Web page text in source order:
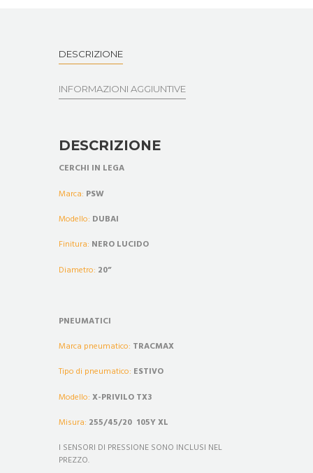
DESCRIZIONE
INFORMAZIONI AGGIUNTIVE
DESCRIZIONE
CERCHI IN LEGA
Marca: PSW
Modello: DUBAI
Finitura: NERO LUCIDO
Diametro: 20”
PNEUMATICI
Marca pneumatico: TRACMAX
Tipo di pneumatico: ESTIVO
Modello: X-PRIVILO TX3
Misura: 255/45/20 105Y XL
I SENSORI DI PRESSIONE SONO INCLUSI NEL
PREZZO.